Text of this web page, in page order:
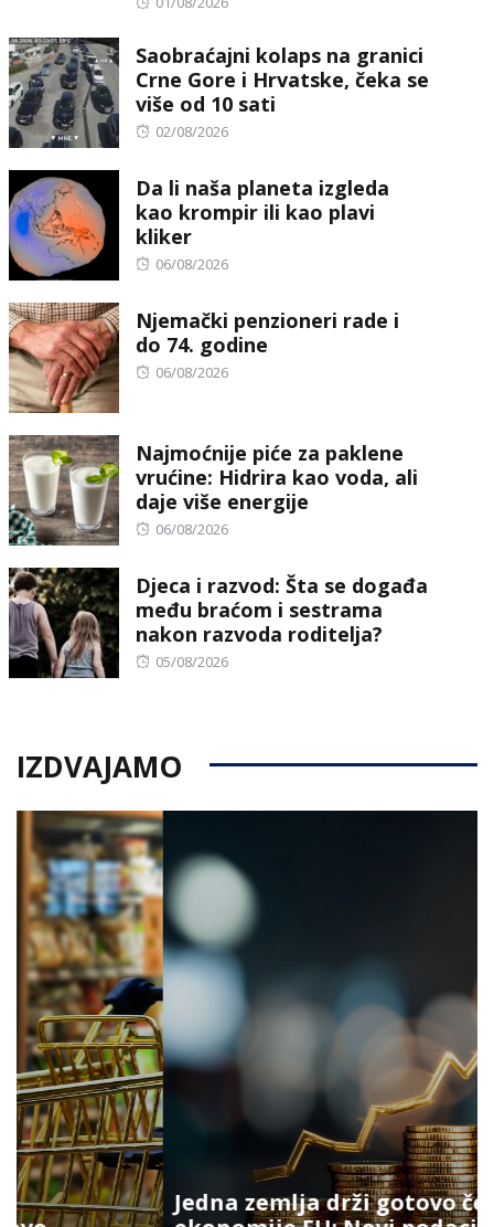
Saobraćajni kolaps na granici
Crne Gore i Hrvatske, čeka se
više od 10 sati
Posted
02/08/2026
Da li naša planeta izgleda
kao krompir ili kao plavi
kliker
Posted
06/08/2026
Njemački penzioneri rade i
do 74. godine
Posted
06/08/2026
Najmoćnije piće za paklene
vrućine: Hidrira kao voda, ali
daje više energije
Posted
06/08/2026
Djeca i razvod: Šta se događa
među braćom i sestrama
nakon razvoda roditelja?
Posted
05/08/2026
IZDVAJAMO
Jedna zemlja drži gotovo četvrtinu